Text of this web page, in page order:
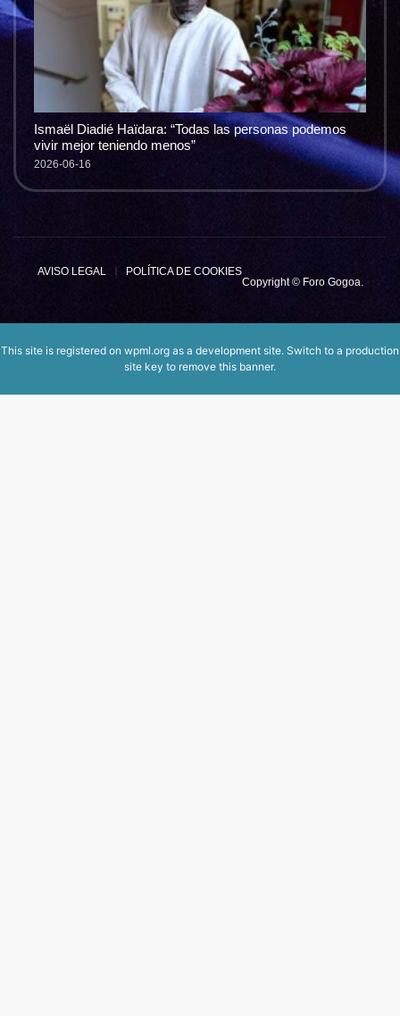
Ismaël Diadié Haïdara: “Todas las personas podemos
vivir mejor teniendo menos”
2026-06-16
AVISO LEGAL
POLÍTICA DE COOKIES
Copyright © Foro Gogoa.
This site is registered on wpml.org as a development site. Switch to a production
site key to remove this banner.